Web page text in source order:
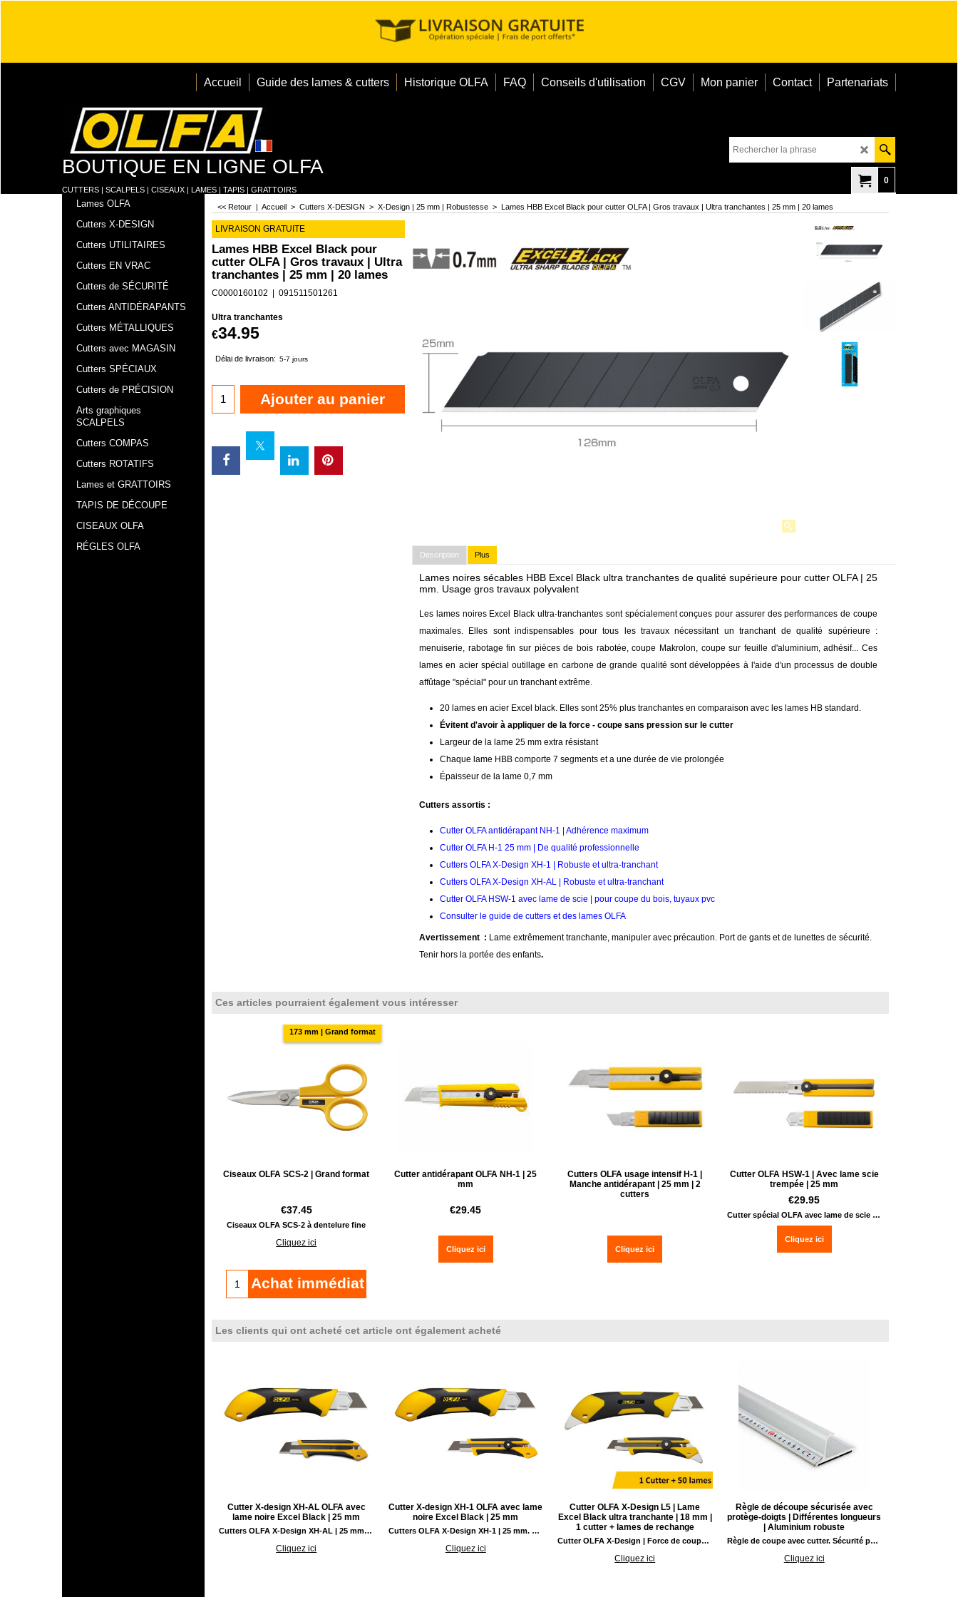
Accueil Guide des lames & cutters Historique OLFA FAQ Conseils d'utilisation CGV Mon panier Contact Partenariats
BOUTIQUE EN LIGNE OLFA
CUTTERS | SCALPELS | CISEAUX | LAMES | TAPIS | GRATTOIRS
0
Lames OLFA
Cutters X-DESIGN
Cutters UTILITAIRES
Cutters EN VRAC
Cutters de SÉCURITÉ
Cutters ANTIDÉRAPANTS
Cutters MÉTALLIQUES
Cutters avec MAGASIN
Cutters SPÉCIAUX
Cutters de PRÉCISION
Arts graphiques
SCALPELS
Cutters COMPAS
Cutters ROTATIFS
Lames et GRATTOIRS
TAPIS DE DÉCOUPE
CISEAUX OLFA
RÉGLES OLFA
<< Retour | Accueil > Cutters X-DESIGN > X-Design | 25 mm | Robustesse > Lames HBB Excel Black pour cutter OLFA | Gros travaux | Ultra tranchantes | 25 mm | 20 lames
LIVRAISON GRATUITE
Lames HBB Excel Black pour
cutter OLFA | Gros travaux | Ultra
tranchantes | 25 mm | 20 lames
C0000160102 091511501261
Ultra tranchantes
€34.95
Délai de livraison: 5-7 jours
Ajouter au panier
Description Plus
Lames noires sécables HBB Excel Black ultra tranchantes de qualité supérieure pour cutter OLFA | 25
mm. Usage gros travaux polyvalent
Les lames noires Excel Black ultra-tranchantes sont spécialement conçues pour assurer des performances de coupe
maximales. Elles sont indispensables pour tous les travaux nécessitant un tranchant de qualité supérieure :
menuiserie, rabotage fin sur pièces de bois rabotée, coupe Makrolon, coupe sur feuille d'aluminium, adhésif... Ces
lames en acier spécial outillage en carbone de grande qualité sont développées à l'aide d'un processus de double
affûtage "spécial" pour un tranchant extrême.
20 lames en acier Excel black. Elles sont 25% plus tranchantes en comparaison avec les lames HB standard.
Évitent d'avoir à appliquer de la force - coupe sans pression sur le cutter
Largeur de la lame 25 mm extra résistant
Chaque lame HBB comporte 7 segments et a une durée de vie prolongée
Épaisseur de la lame 0,7 mm
Cutters assortis :
Cutter OLFA antidérapant NH-1 | Adhérence maximum
Cutter OLFA H-1 25 mm | De qualité professionnelle
Cutters OLFA X-Design XH-1 | Robuste et ultra-tranchant
Cutters OLFA X-Design XH-AL | Robuste et ultra-tranchant
Cutter OLFA HSW-1 avec lame de scie | pour coupe du bois, tuyaux pvc
Consulter le guide de cutters et des lames OLFA
Avertissement :
Lame extrêmement tranchante, manipuler avec précaution. Port de gants et de lunettes de sécurité.
Tenir hors la portée des enfants.
Ces articles pourraient également vous intéresser
173 mm | Grand format
Ciseaux OLFA SCS-2 | Grand format
€37.45
Ciseaux OLFA SCS-2 à dentelure fine
Cliquez ici
Achat immédiat
Cutter antidérapant OLFA NH-1 | 25
mm
€29.45
Cliquez ici
Cutters OLFA usage intensif H-1 |
Manche antidérapant | 25 mm | 2
cutters
Cliquez ici
Cutter OLFA HSW-1 | Avec lame scie
trempée | 25 mm
€29.95
Cutter spécial OLFA avec lame de scie | pour coupe du bois, tuyaux pvc | 25 mm
Cliquez ici
Les clients qui ont acheté cet article ont également acheté
Cutter X-design XH-AL OLFA avec
lame noire Excel Black | 25 mm
Cutters OLFA X-Design XH-AL | 25 mm. Cutter robuste pour gros travaux équipé d'un mécanisme de blocage de la lame automatique - Poignée antidérapante X Design.
Cliquez ici
Cutter X-design XH-1 OLFA avec lame
noire Excel Black | 25 mm
Cutters OLFA X-Design XH-1 | 25 mm. Cutter gros travaux avec molette de verrouillage à cliquet extra robuste - Architecture de la poignée antidérapante X Design.
Cliquez ici
Cutter OLFA X-Design L5 | Lame
Excel Black ultra tranchante | 18 mm |
1 cutter + lames de rechange
Cutter OLFA X-Design | Force de coupe maximale | 18 mm avec lames de rechange. Cutter robuste avec poignée antidérapante ComfortGrip équipé d'un verrouillage automatique de la lame et d\'un ergot en métal robuste
Cliquez ici
Règle de découpe sécurisée avec
protège-doigts | Différentes longueurs
| Aluminium robuste
Règle de coupe avec cutter. Sécurité pour les doigts. Stable et pratique avec une excellente prise en main.
Cliquez ici